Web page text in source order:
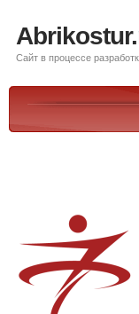
Сайт в процессе